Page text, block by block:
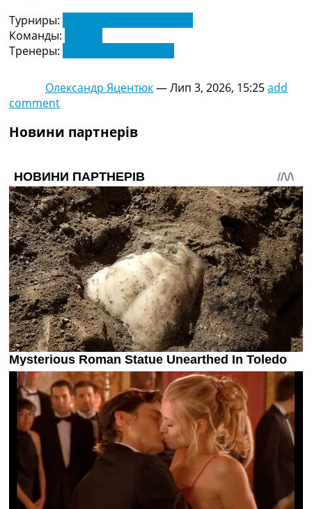
Таблиця Ліги Чемпіонів
Всі таблиці >>>
Рейтинги
Рейтинг країн УЄФА
Рейтинг клубів УЄФА
Телепрограма
Турниры:
Команды:
Тренеры:
Олександр Яцентюк—Лип 3, 2026, 15:25add
comment
Новини партнерів